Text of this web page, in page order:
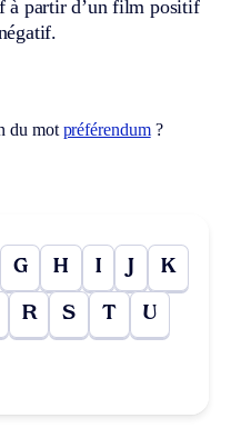
à partir d’un film positif
du mot préférendum?
G H I J K
R S T U